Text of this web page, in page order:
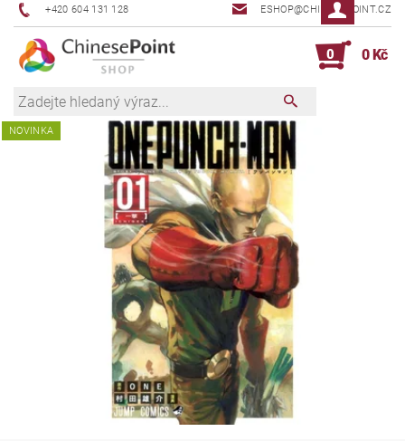
+420 604 131 128 ESHOP@CHINESEPOINT.CZ
0 0 Kč
NOVINKA